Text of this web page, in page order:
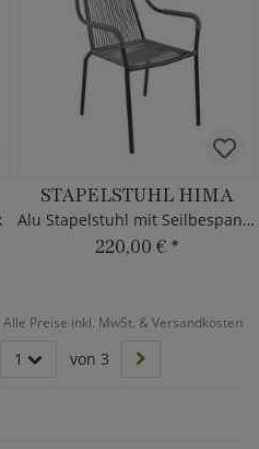
STAPELSTUHL HIMA
Alu Stapelstuhl mit Seilbespannung
220,00 € *
Alle Preise inkl. MwSt. & Versandkosten
1 von 3